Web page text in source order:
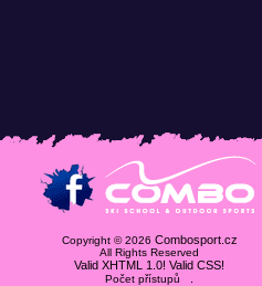
Copyright © 2026 Combosport.cz
All Rights Reserved
Valid XHTML 1.0! Valid CSS!
Počet přístupů